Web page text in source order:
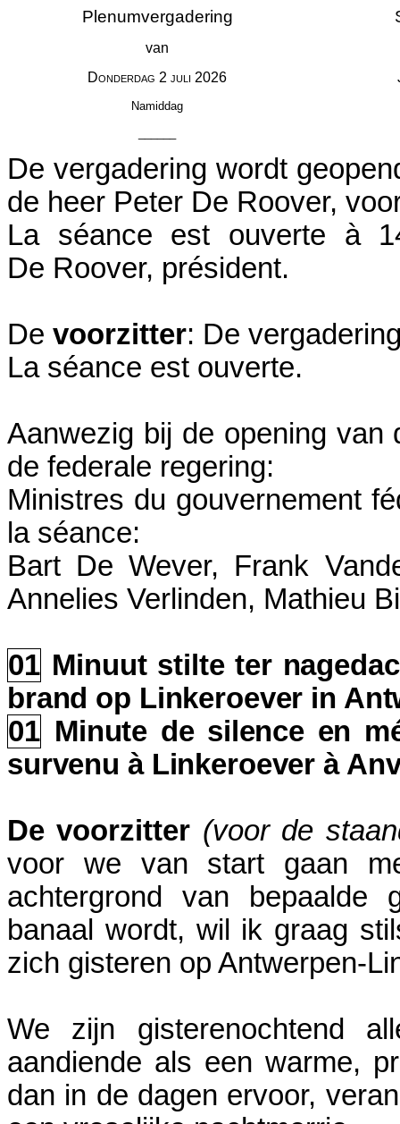
Plenumvergadering
van
Donderdag 2 juli 2026
Namiddag
De vergadering wordt
de heer Peter De Roover,
La séance est ouverte à
De Roover, président.
De voorzitter: De
La séance est ouverte.
Aanwezig bij de opening van
de federale regering:
Ministres du gouvernement
la séance:
Bart De Wever, Frank
Annelies Verlinden, Mathieu
01 Minuut stilte ter
brand op Linkeroever in
01 Minute de silence en
survenu à Linkeroever à
De voorzitter (voor de
voor we van start gaan
achtergrond van bepaalde
banaal wordt, wil ik graag
zich gisteren op Antwerpen-
We zijn gisterenochtend
aandiende als een warme,
dan in de dagen ervoor,